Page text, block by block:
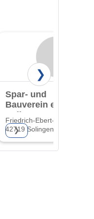
Spar- und
Bauverein eG
Solingen-Wald
Friedrich-Ebert-Str. 44
42719 Solingen
❯
❯